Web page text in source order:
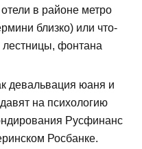
в районе метро
близко) или что-
лестницы, фонтана
девальвация юаня и
на психологию
Русфинанс
Росбанке.